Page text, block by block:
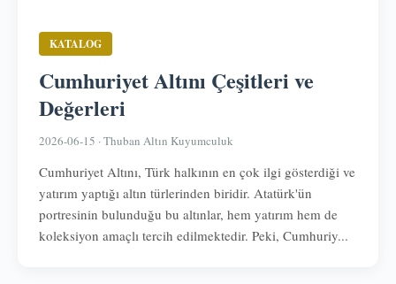
KATALOG
Cumhuriyet Altını Çeşitleri ve
Değerleri
2026-06-15 · Thuban Altın Kuyumculuk
Cumhuriyet Altını, Türk halkının en çok ilgi gösterdiği ve
yatırım yaptığı altın türlerinden biridir. Atatürk'ün
portresinin bulunduğu bu altınlar, hem yatırım hem de
koleksiyon amaçlı tercih edilmektedir. Peki, Cumhuriy...